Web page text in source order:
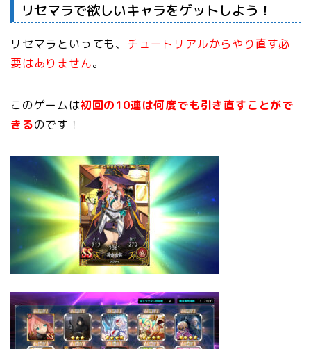
リセマラで欲しいキャラをゲットしよう！
リセマラといっても、 チュートリアルからやり直す必
要はありません。
このゲームは初回の10連は何度でも引き直すことがで
きるのです！